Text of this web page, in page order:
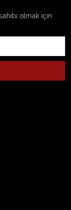
olmak için